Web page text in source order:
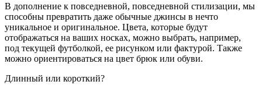
В дополнение к повседневной, повседневной стилизации, мы
способны превратить даже обычные джинсы в нечто
уникальное и оригинальное. Цвета, которые будут
отображаться на ваших носках, можно выбрать, например,
под текущей футболкой, ее рисунком или фактурой. Также
можно ориентироваться на цвет брюк или обуви.
Длинный или короткий?